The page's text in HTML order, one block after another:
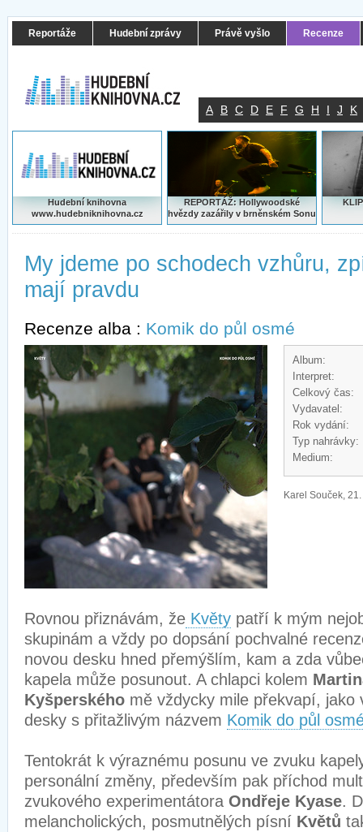
Reportáže Hudební zprávy Právě vyšlo Recenze
A B C D E F G H I J K
Hudební knihovna
www.hudebniknihovna.cz
REPORTÁŽ: Hollywoodské
hvězdy zazářily v brněnském Sonu
My jdeme po schodech vzhůru,
mají pravdu
Recenze alba : Komik do půl osmé
Album:
Interpret:
Celkový čas:
Vydavatel:
Rok vydání:
Typ nahrávky:
Medium:
Karel Souček,
Rovnou přiznávám, že Květy patří k mým
skupinám a vždy po dopsání pochvalné
novou desku hned přemýšlím, kam a zda
kapela může posunout. A chlapci kolem
Kyšperského mě vždycky mile překvapí, jako
desky s přitažlivým názvem Komik do půl
Tentokrát k výraznému posunu ve zvuku
personální změny, především pak příchod
zvukového experimentátora Ondřeje Kyase.
melancholických, posmutnělých písní Květů